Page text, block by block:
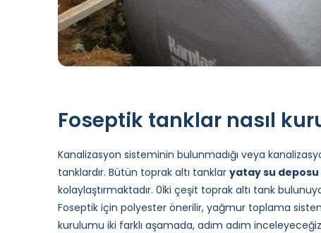
Foseptik tanklar nasıl
Kanalizasyon sisteminin bulunmadığı veya
tanklardır. Bütün toprak altı tanklar yatay su deposu
kolaylaştırmaktadır. 0İki çeşit toprak altı tank
Foseptik için polyester önerilir, yağmur toplama
kurulumu iki farklı aşamada, adım adım